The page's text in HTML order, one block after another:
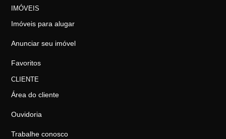
IMÓVEIS
Imóveis para alugar
Anunciar seu imóvel
Favoritos
CLIENTE
Área do cliente
Ouvidoria
Trabalhe conosco